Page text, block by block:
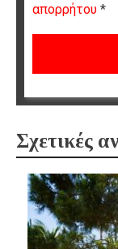
απορρήτου *
Σχετικές